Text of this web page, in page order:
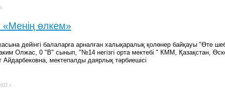
«Менің өлкем»
дейінгі балаларға арналған халықаралық қолөнер байқауы "Өте
Олжас, 0 "В" сынып, "№14 негізгі орта мектебі " КММ, Қазақстан,
Айдарбековна, мектепалды даярлық тәрбиешісі
г.